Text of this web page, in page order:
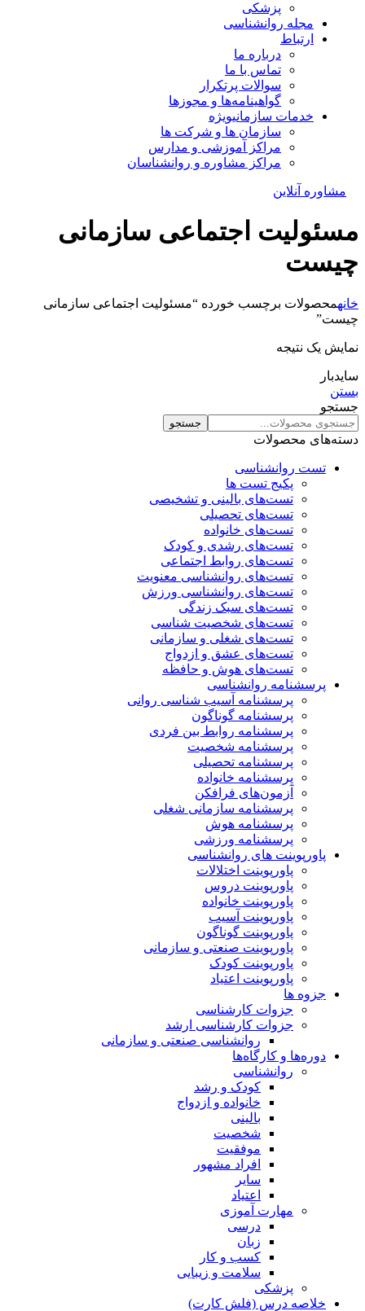
پزشکی
مجله روانشناسی
ارتباط
درباره ما
تماس با ما
سوالات پرتکرار
گواهینامه‌ها و مجوزها
خدمات سازمانیویژه
سازمان ها و شرکت ها
مراکز آموزشی و مدارس
مراکز مشاوره و روانشناسان
مشاوره آنلاین
مسئولیت اجتماعی سازمانی
چیست
خانهمحصولات برچسب خورده “مسئولیت اجتماعی سازمانی
چیست”
نمایش یک نتیجه
سایدبار
بستن
جستجو
جستجو
دسته‌های محصولات
تست روانشناسی
پکیج تست ها
تست‌های بالینی و تشخیصی
تست‌های تحصیلی
تست‌های خانواده
تست‌های رشدی و کودک
تست‌های روابط اجتماعی
تست‌های روانشناسی معنویت
تست‌های روانشناسی ورزش
تست‌های سبک زندگی
تست‌های شخصیت شناسی
تست‌های شغلی و سازمانی
تست‌های عشق و ازدواج
تست‌های هوش و حافظه
پرسشنامه روانشناسی
پرسشنامه آسیب شناسی روانی
پرسشنامه گوناگون
پرسشنامه روابط بین فردی
پرسشنامه شخصیت
پرسشنامه تحصیلی
پرسشنامه خانواده
آزمون‌های فرافکن
پرسشنامه سازمانی شغلی
پرسشنامه هوش
پرسشنامه ورزشی
پاورپوینت های روانشناسی
پاورپوینت اختلالات
پاورپوینت دروس
پاورپوینت خانواده
پاورپوینت آسیب
پاورپوینت گوناگون
پاورپوینت صنعتی و سازمانی
پاورپوینت کودک
پاورپوینت اعتیاد
جزوه ها
جزوات کارشناسی
جزوات کارشناسی ارشد
روانشناسی صنعتی و سازمانی
دوره‌ها و کارگاه‌ها
روانشناسی
کودک و رشد
خانواده و ازدواج
بالینی
شخصیت
موفقیت
افراد مشهور
سایر
اعتیاد
مهارت آموزی
درسی
زبان
کسب و کار
سلامت و زیبایی
پزشکی
خلاصه درس (فلش کارت)